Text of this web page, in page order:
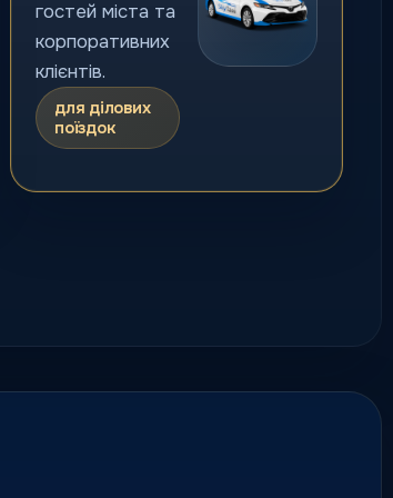
гостей міста та
корпоративних
клієнтів.
для ділових
поїздок
інших міст за